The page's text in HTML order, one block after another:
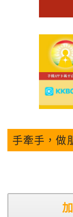
手牽手，做